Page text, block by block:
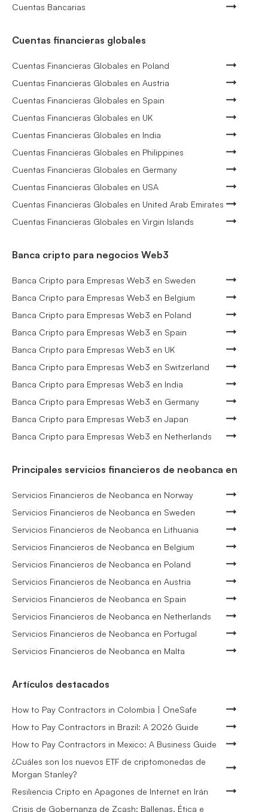
Cuentas Bancarias
Cuentas financieras globales
Cuentas Financieras Globales en Poland
Cuentas Financieras Globales en Austria
Cuentas Financieras Globales en Spain
Cuentas Financieras Globales en UK
Cuentas Financieras Globales en India
Cuentas Financieras Globales en Philippines
Cuentas Financieras Globales en Germany
Cuentas Financieras Globales en USA
Cuentas Financieras Globales en United Arab Emirates
Cuentas Financieras Globales en Virgin Islands
Banca cripto para negocios Web3
Banca Cripto para Empresas Web3 en Sweden
Banca Cripto para Empresas Web3 en Belgium
Banca Cripto para Empresas Web3 en Poland
Banca Cripto para Empresas Web3 en Spain
Banca Cripto para Empresas Web3 en UK
Banca Cripto para Empresas Web3 en Switzerland
Banca Cripto para Empresas Web3 en India
Banca Cripto para Empresas Web3 en Germany
Banca Cripto para Empresas Web3 en Japan
Banca Cripto para Empresas Web3 en Netherlands
Principales servicios financieros de neobanca en
Servicios Financieros de Neobanca en Norway
Servicios Financieros de Neobanca en Sweden
Servicios Financieros de Neobanca en Lithuania
Servicios Financieros de Neobanca en Belgium
Servicios Financieros de Neobanca en Poland
Servicios Financieros de Neobanca en Austria
Servicios Financieros de Neobanca en Spain
Servicios Financieros de Neobanca en Netherlands
Servicios Financieros de Neobanca en Portugal
Servicios Financieros de Neobanca en Malta
Artículos destacados
How to Pay Contractors in Colombia | OneSafe
How to Pay Contractors in Brazil: A 2026 Guide
How to Pay Contractors in Mexico: A Business Guide
¿Cuáles son los nuevos ETF de criptomonedas de
Morgan Stanley?
Resiliencia Cripto en Apagones de Internet en Irán
Crisis de Gobernanza de Zcash: Ballenas, Ética e